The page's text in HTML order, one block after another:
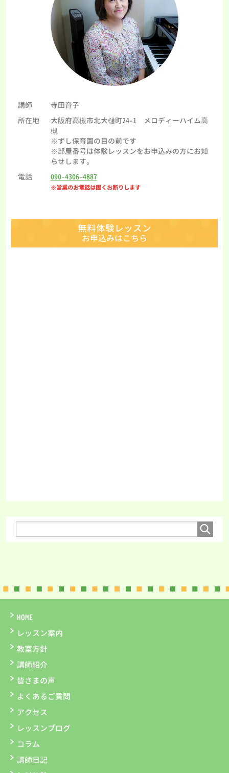
講師
寺田育子
所在地
大阪府高槻市北大樋町24-1 メロディーハイム高
槻
※ずし保育園の目の前です
※部屋番号は体験レッスンをお申込みの方にお知
らせします。
電話
090-4306-4887
※営業のお電話は固くお断りします
無料体験レッスン
お申込みはこちら
HOME
レッスン案内
教室方針
講師紹介
皆さまの声
よくあるご質問
アクセス
レッスンブログ
コラム
講師日記